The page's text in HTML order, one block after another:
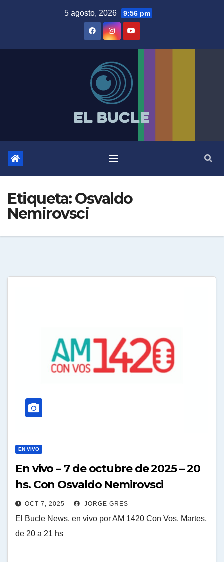
5 agosto, 2026 9:56 pm
Etiqueta:Osvaldo
Nemirovsci
EN VIVO
En vivo – 7 de octubre de 2025 – 20
hs. Con Osvaldo Nemirovsci
OCT 7, 2025 JORGE GRES
El Bucle News, en vivo por AM 1420 Con Vos. Martes,
de 20 a 21 hs